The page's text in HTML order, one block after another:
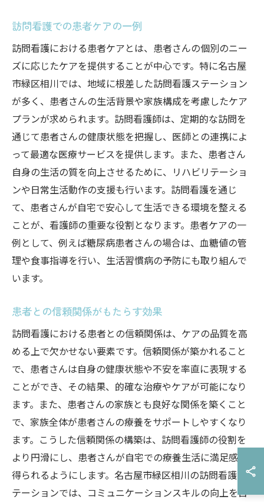
訪問看護での患者ケアの一例
訪問看護における患者ケアとは、患者さんの個別のニー
ズに応じたケアを提供することが中心です。特に名古屋
市緑区相川では、地域に根差した訪問看護ステーション
が多く、患者さんの生活背景や家族構成を考慮したケア
プランが求められます。訪問看護師は、定期的な訪問を
通じて患者さんの健康状態を把握し、医師との連携によ
って最適な医療サービスを提供します。また、患者さん
自身の生活の質を向上させるために、リハビリテーショ
ンや日常生活動作の支援も行います。訪問看護を通じ
て、患者さんが自宅で安心して生活できる環境を整える
ことが、看護師の重要な役割となります。患者ケアの一
例として、例えば糖尿病患者さんの場合は、血糖値の管
理や食事指導を行い、生活習慣病の予防にも取り組んで
います。
患者との信頼関係がもたらす効果
訪問看護における患者との信頼関係は、ケアの品質を高
める上で欠かせない要素です。信頼関係が築かれること
で、患者さんは自身の健康状態や不安を率直に表現する
ことができ、その結果、的確な治療やケアが可能になり
ます。また、患者さんの家族とも良好な関係を築くこと
で、家族全体が患者さんの療養をサポートしやすくなり
ます。こうした信頼関係の構築は、訪問看護師の役割を
より円滑にし、患者さんが自宅での療養生活に満足感を
得られるようにします。名古屋市緑区相川の訪問看護ス
テーションでは、コミュニケーションスキルの向上を目